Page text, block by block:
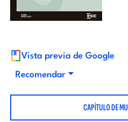
d
o
r
Vista previa de Google
Recomendar
CAPÍTULO DE